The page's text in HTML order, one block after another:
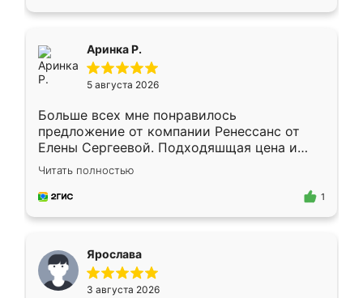
Аринка Р.
5 августа 2026
Больше всех мне понравилось
предложение от компании Ренессанс от
Елены Сергеевой. Подходяшщая цена и
короткие сроки изготовления. Приехавший
для замера сотрудник Владислав
предложил по моему эскизу самый
Читать полностью
1
Ярослава
3 августа 2026